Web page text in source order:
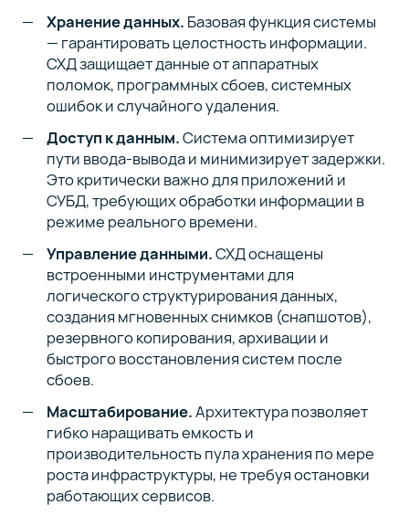
требования
российского
законодательства
Заключение
Что такое
система
хранения
данных
Хранение данных. Базовая функция системы
— гарантировать целостность информации.
СХД защищает данные от аппаратных
поломок, программных сбоев, системных
ошибок и случайного удаления.
Доступ к данным.Система оптимизирует
пути ввода-вывода и минимизирует задержки.
Это критически важно для приложений и
СУБД, требующих обработки информации в
режиме реального времени.
Управление данными.СХД оснащены
встроенными инструментами для
логического структурирования данных,
создания мгновенных снимков (снапшотов),
резервного копирования, архивации и
быстрого восстановления систем после
сбоев.
Масштабирование.Архитектура позволяет
гибко наращивать емкость и
производительность пула хранения по мере
роста инфраструктуры, не требуя остановки
работающих сервисов.